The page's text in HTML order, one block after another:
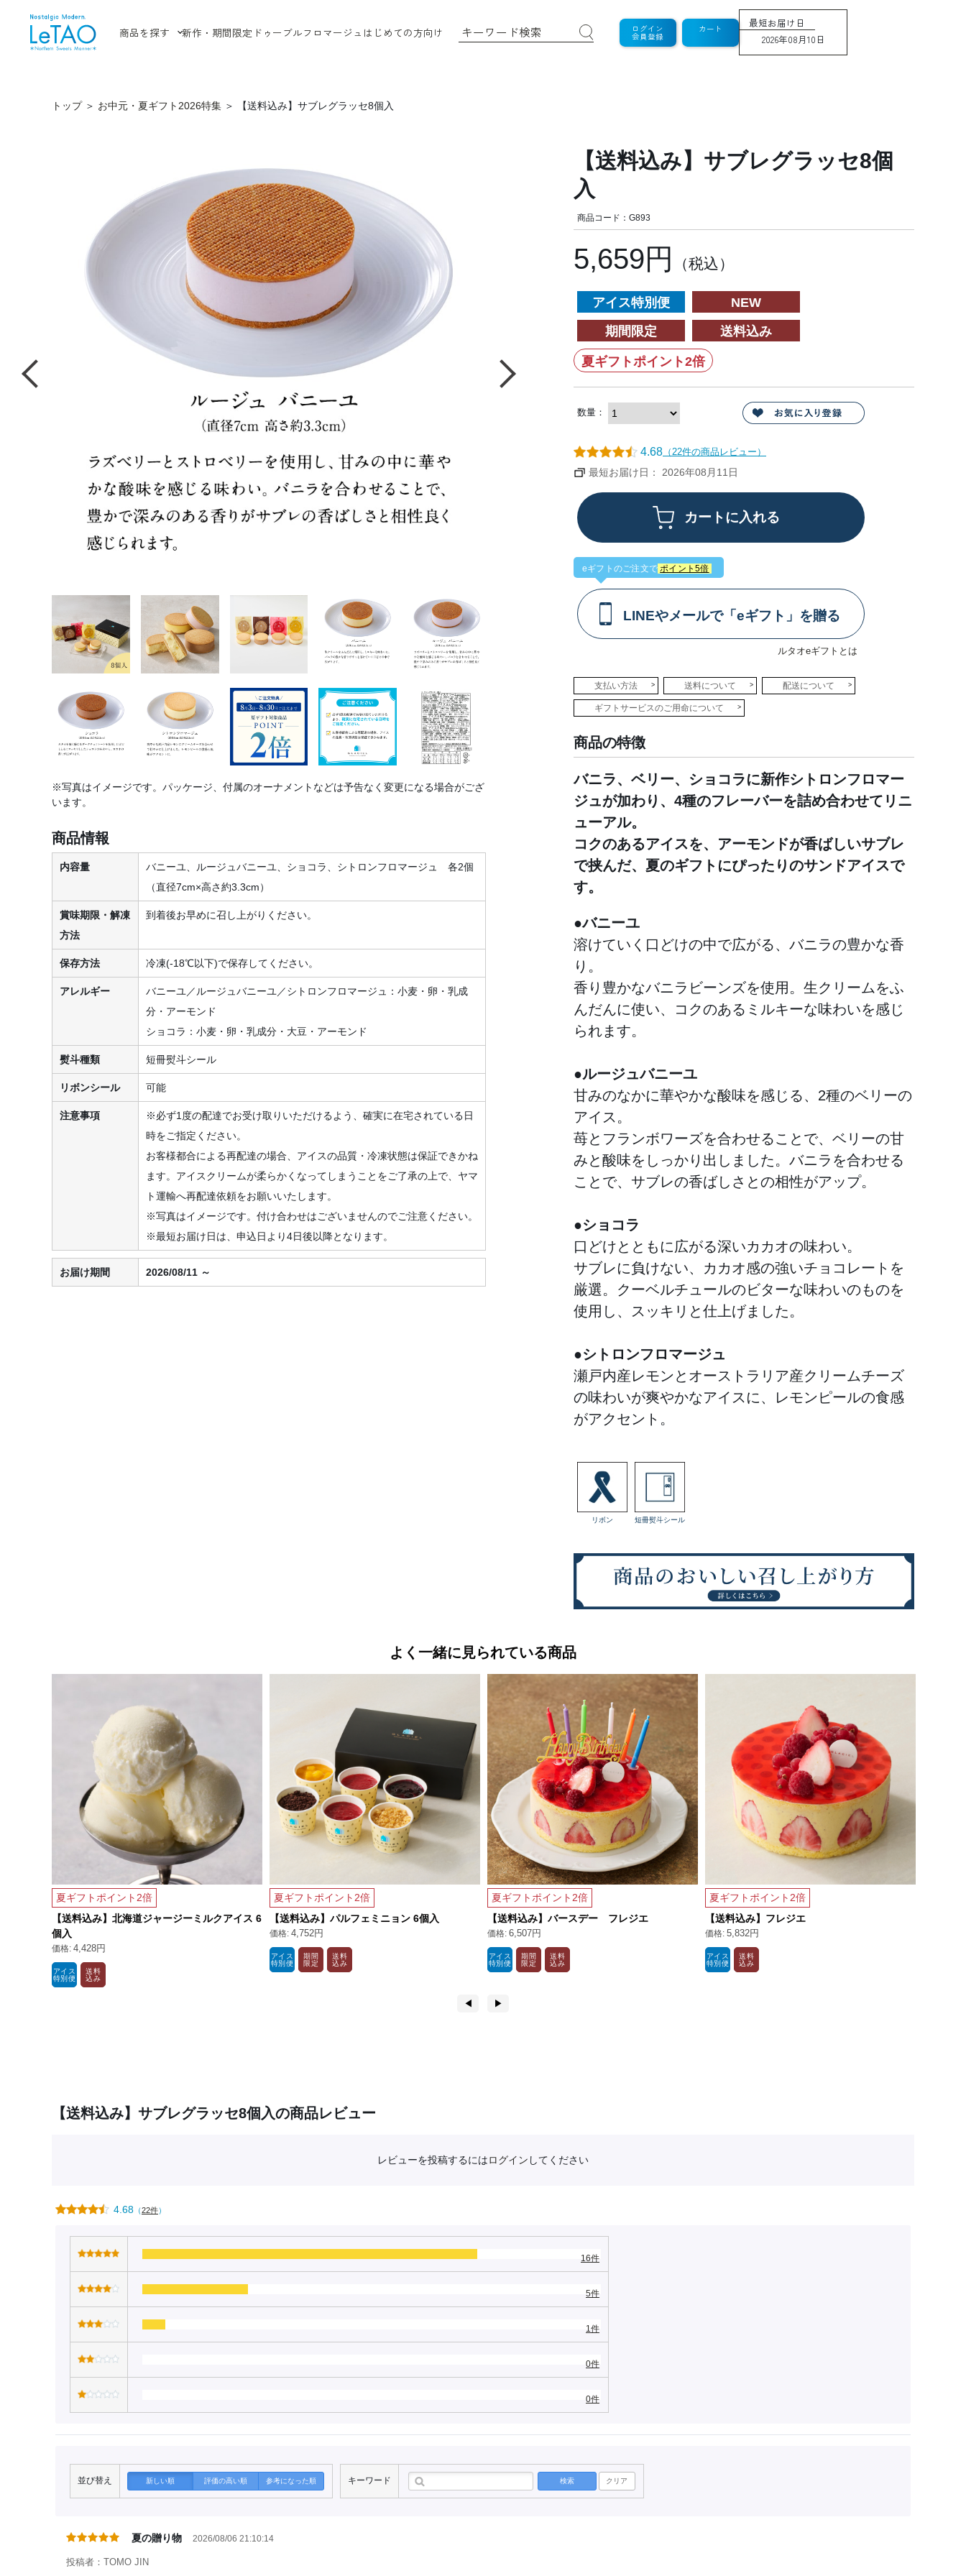
商品を探す 新作・期間限定 ドゥーブルフロマージュ はじめての方向け ログイン
会員登録
カート
最短お届け日
2026年08月10日
トップ ＞ お中元・夏ギフト2026特集 ＞ 【送料込み】サブレグラッセ8個入
【送料込み】サブレグラッセ8個
入
商品コード：G893
5,659円 （税込）
アイス特別便
NEW
期間限定
送料込み
夏ギフトポイント2倍
数量：
4.68 （22件の商品レビュー）
最短お届け日： 2026年08月11日
eギフトのご注文で ポイント5倍
LINEやメールで「eギフト」を贈る
ルタオeギフトとは
支払い方法 送料について 配送について
ギフトサービスのご用命について
商品の特徴
バニラ、ベリー、ショコラに新作シトロンフロマー
ジュが加わり、4種のフレーバーを詰め合わせてリニ
ューアル。
コクのあるアイスを、アーモンドが香ばしいサブレ
で挟んだ、夏のギフトにぴったりのサンドアイスで
す。
●バニーユ
溶けていく口どけの中で広がる、バニラの豊かな香
り。
香り豊かなバニラビーンズを使用。生クリームをふ
んだんに使い、コクのあるミルキーな味わいを感じ
られます。
●ルージュバニーユ
甘みのなかに華やかな酸味を感じる、2種のベリーの
アイス。
苺とフランボワーズを合わせることで、ベリーの甘
みと酸味をしっかり出しました。バニラを合わせる
ことで、サブレの香ばしさとの相性がアップ。
●ショコラ
口どけとともに広がる深いカカオの味わい。
サブレに負けない、カカオ感の強いチョコレートを
厳選。クーベルチュールのビターな味わいのものを
使用し、スッキリと仕上げました。
●シトロンフロマージュ
瀬戸内産レモンとオーストラリア産クリームチーズ
の味わいが爽やかなアイスに、レモンピールの食感
がアクセント。
リボン 短冊熨斗シール
※写真はイメージです。パッケージ、付属のオーナメントなどは予告なく変更になる場合がござ
います。
商品情報
内容量
バニーユ、ルージュバニーユ、ショコラ、シトロンフロマージュ 各2個
（直径7cm×高さ約3.3cm）
賞味期限・解凍
方法
到着後お早めに召し上がりください。
保存方法 冷凍(-18℃以下)で保存してください。
アレルギー
バニーユ／ルージュバニーユ／シトロンフロマージュ：小麦・卵・乳成
分・アーモンド
ショコラ：小麦・卵・乳成分・大豆・アーモンド
熨斗種類 短冊熨斗シール
リボンシール 可能
注意事項
※必ず1度の配達でお受け取りいただけるよう、確実に在宅されている日
時をご指定ください。
お客様都合による再配達の場合、アイスの品質・冷凍状態は保証できかね
ます。アイスクリームが柔らかくなってしまうことをご了承の上で、ヤマ
ト運輸へ再配達依頼をお願いいたします。
※写真はイメージです。付け合わせはございませんのでご注意ください。
※最短お届け日は、申込日より4日後以降となります。
お届け期間 2026/08/11 ～
よく一緒に見られている商品
夏ギフトポイント2倍
【送料込み】北海道ジャージーミルクアイス 6
個入
4,428円
アイス
特別便
送料
込み
夏ギフトポイント2倍
【送料込み】パルフェミニョン 6個入
4,752円
アイス
特別便
期間
限定
送料
込み
夏ギフトポイント2倍
【送料込み】バースデー フレジエ
6,507円
アイス
特別便
期間
限定
送料
込み
夏ギフトポイント2倍
【送料込み】フレジエ
5,832円
アイス
特別便
送料
込み
◀︎ ▶︎
【送料込み】サブレグラッセ8個入の商品レビュー
レビューを投稿するにはログイン してください
4.68 （22件）
16件
5件
1件
0件
0件
並び替え 新しい順 評価の高い順 参考になった順 キーワード 検索 クリア
夏の贈り物 2026/08/06 21:10:14
投稿者：TOMO JIN